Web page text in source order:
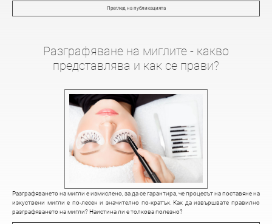
Преглед на публикацията
Разграфяване на миглите - какво
представлява и как се прави?
Разграфяването на мигли е измислено, за да се гарантира, че процесът на поставяне на
изкуствени мигли е по-лесен и значително по-кратък. Как да извършвате правилно
разграфяването на мигли? Наистина ли е толкова полезно?